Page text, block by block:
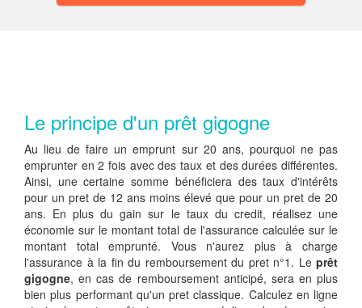
Le principe d'un prêt gigogne
Au lieu de faire un emprunt sur 20 ans, pourquoi ne pas
emprunter en 2 fois avec des taux et des durées différentes.
Ainsi, une certaine somme bénéficiera des taux d'intérêts
pour un pret de 12 ans moins élevé que pour un pret de 20
ans. En plus du gain sur le taux du credit, réalisez une
économie sur le montant total de l'assurance calculée sur le
montant total emprunté. Vous n'aurez plus à charge
l'assurance à la fin du remboursement du pret n°1. Le prêt
gigogne, en cas de remboursement anticipé, sera en plus
bien plus performant qu'un pret classique. Calculez en ligne